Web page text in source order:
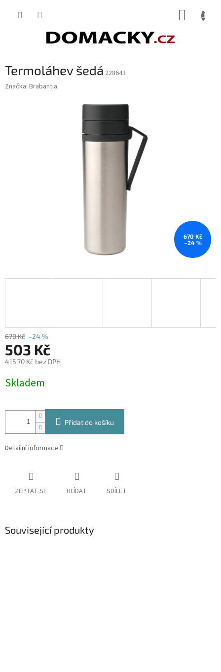
Termoláhev šedá 228643
Značka: Brabantia
670 Kč
–24 %
670 Kč –24 %
503 Kč
415,70 Kč bez DPH
cena:
Skladem
Přidat do košíku
Detailní informace
ZEPTAT SE HLÍDAT SDÍLET
Související produkty